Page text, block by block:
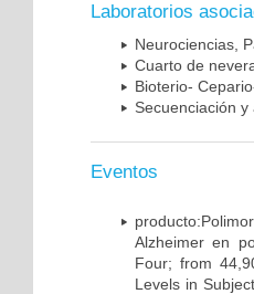
Laboratorios
Neurociencias,
Cuarto de
Bioterio-
Secuenciación
Eventos
Alzheimer en
Four; from
Levels in